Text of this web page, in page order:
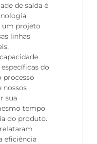
de saída é
um projeto
linhas
do
processo
nossos
sua
tempo
do produto.
eficiência